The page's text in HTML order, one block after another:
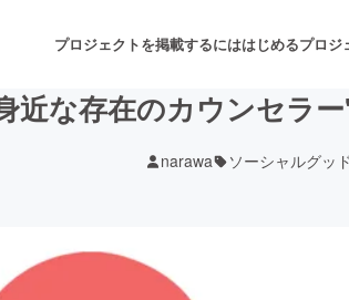
プロジェクトを掲載するにははじめるプロジ
音楽
近な存在のカウンセラ
narawa ソーシャルグッド